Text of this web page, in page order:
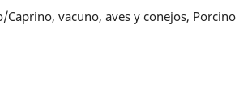
vacuno, aves y conejos, Porcino